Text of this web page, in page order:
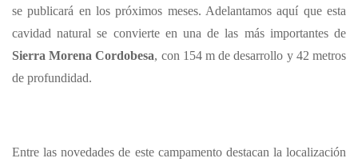
se publicará en los próximos meses. Adelantamos aquí que esta
cavidad natural se convierte en una de las más importantes de
Sierra Morena Cordobesa, con 154 m de desarrollo y 42 metros
de profundidad.
Entre las novedades de este campamento destacan la localización